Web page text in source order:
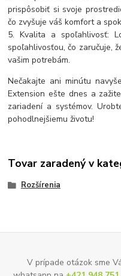
prispôsobiť si svoje
čo zvyšuje váš komfort a
5. Kvalita a spoľahlivosť:
spoľahlivosťou, čo zaručuje,
vašim potrebám.
Nečakajte ani minútu
Extension ešte dnes a
zariadení a systémov.
pohodlnejšiemu životu!
Tovar zaradený v
Rozšírenia
V prípade otázok sme